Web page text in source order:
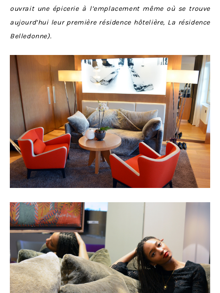
ouvrait une épicerie à l’emplacement même où se trouve
aujourd’hui leur première résidence hôtelière, La résidence
Belledonne).